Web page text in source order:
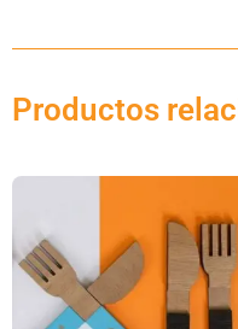
Productos